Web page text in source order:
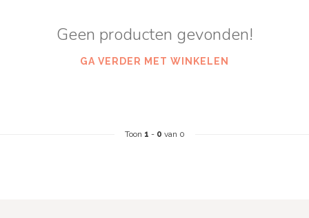
Geen producten gevonden!
GA VERDER MET WINKELEN
Toon 1 - 0 van 0